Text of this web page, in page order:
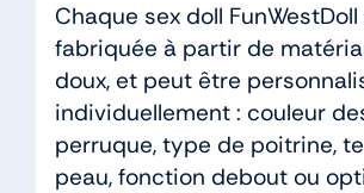
Chaque sex doll
fabriquée à partir de
doux, et peut être
individuellement : couleur
perruque, type de poitrine,
peau, fonction debout ou